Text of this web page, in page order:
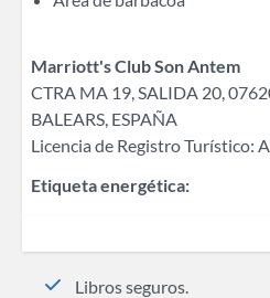
Marriott's Club Son Antem
CTRA MA 19​, SALIDA 20,
BALEARS, ESPAÑA
Licencia de Registro Turístico:
Etiqueta energética:
Libros seguros.